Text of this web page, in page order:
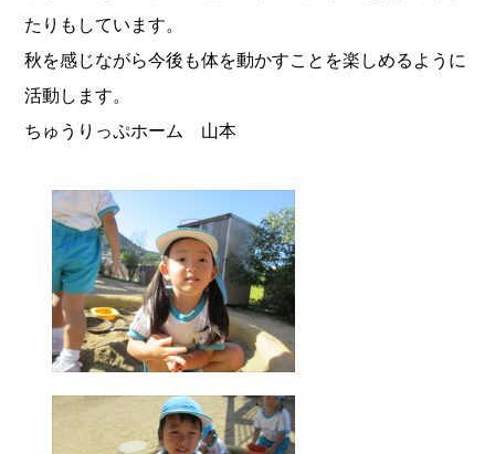
たりもしています。
秋を感じながら今後も体を動かすことを楽しめるように
活動します。
ちゅうりっぷホーム 山本